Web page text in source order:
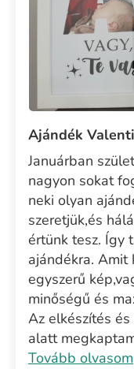
Ajándék
Januárban
nagyon sokat
neki olyan
szeretjük,és
értünk tesz. Így
ajándékra.
egyszerű
minőségű és
Az elkészítés
alatt
Tovább olvasom